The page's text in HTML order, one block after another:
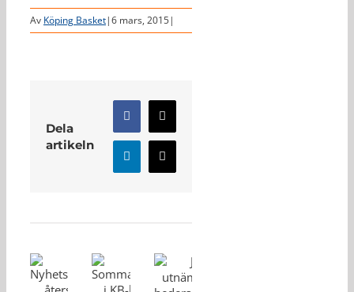
Av Köping Basket|6 mars, 2015|
Dela
artikeln
Facebook
X
LinkedInE-
post